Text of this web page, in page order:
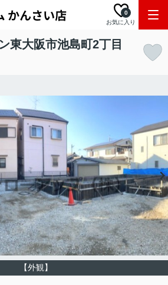
お気に入り
0
東大阪市池島町2丁目
【外観】